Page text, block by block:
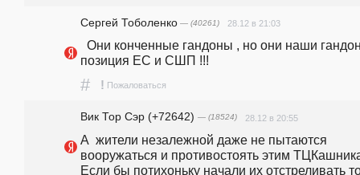
Сергей Тоболенко — (40261) 28.12 в 21:03
позиция ЕС и СШП !!!
# ! Пожаловаться
Вик Тор Сэр (+72642) — (18524) 28.12 в 20:55
А  жители незалежной даже не пытаются
вооружаться и противостоять этим
Если бы потихоньку начали их отстреливать